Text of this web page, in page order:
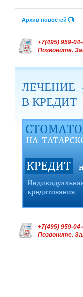
Архив новостей
+7(495) 959-
Позвоните.
ЛЕЧЕНИЕ
В КРЕДИТ
+7(495) 959-
Позвоните.